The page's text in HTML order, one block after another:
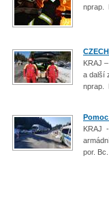
nprap.
KRAJ
a další
nprap.
KRAJ
por.